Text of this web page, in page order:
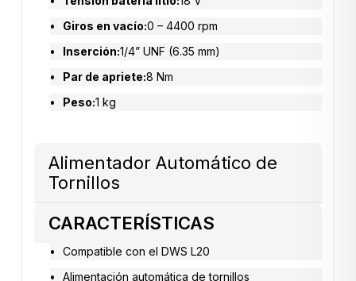
Giros en vacío:0 – 4400 rpm
Inserción:1/4” UNF (6.35 mm)
Par de apriete:8 Nm
Peso:1 kg
Alimentador Automático de
Tornillos
CARACTERÍSTICAS
Compatible con el DWS L20
Alimentación automática de tornillos